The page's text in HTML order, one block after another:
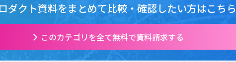
ダクト資料をまとめて比較・確認したい方はこちら
このカテゴリを全て無料で資料請求する